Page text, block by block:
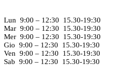
Lun 9:00 – 12:30 15.30-19:30
Mar 9:00 – 12:30 15.30-19:30
Mer 9:00 – 12:30 15.30-19:30
Gio 9:00 – 12:30 15.30-19:30
Ven 9:00 – 12:30 15.30-19:30
Sab 9:00 – 12:30 15.30-19:30